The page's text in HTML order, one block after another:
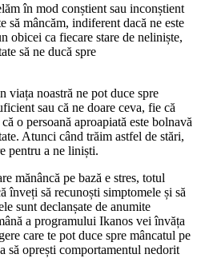
în mod conștient sau inconștient
să mâncăm, indiferent dacă ne este
obicei ca fiecare stare de neliniște,
să ne ducă spre
viața noastră ne pot duce spre
sau că ne doare ceva, fie că
o persoană aproapiată este bolnavă
Atunci când trăim astfel de stări,
pentru a ne liniști.
mănâncă pe bază e stres, totul
înveți să recunoști simptomele și să
sunt declanșate de anumite
a programului Ikanos vei învăța
care te pot duce spre mâncatul pe
să oprești comportamentul nedorit